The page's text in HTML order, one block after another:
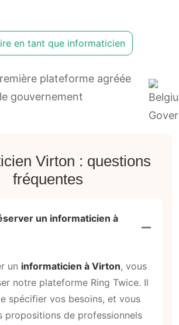
en tant que informaticien
plateforme agréée
gouvernement
Virton : questions
fréquentes
un informaticien à
un informaticien à Virton, vous
notre plateforme Ring Twice. Il
spécifier vos besoins, et vous
propositions de professionnels